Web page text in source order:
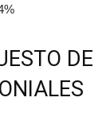
DE